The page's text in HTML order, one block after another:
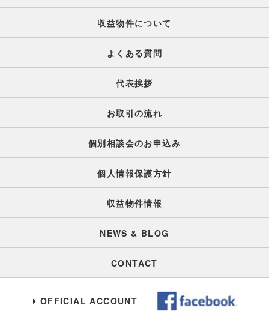
収益物件について
よくある質問
代表挨拶
お取引の流れ
個別相談会のお申込み
個人情報保護方針
収益物件情報
NEWS & BLOG
CONTACT
OFFICIAL ACCOUNT